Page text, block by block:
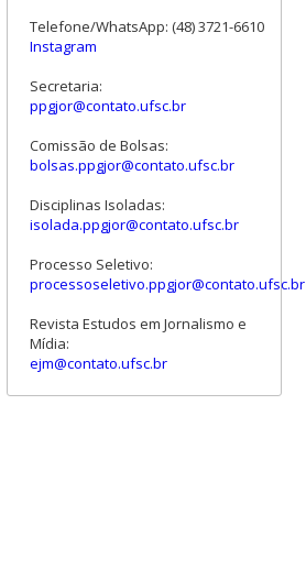
Telefone/WhatsApp: (48) 3721-6610
Instagram
Secretaria:
ppgjor@contato.ufsc.br
Comissão de Bolsas:
bolsas.ppgjor@contato.ufsc.br
Disciplinas Isoladas:
isolada.ppgjor@contato.ufsc.br
Processo Seletivo:
processoseletivo.ppgjor@contato.ufsc.br
Revista Estudos em Jornalismo e
Mídia:
ejm@contato.ufsc.br